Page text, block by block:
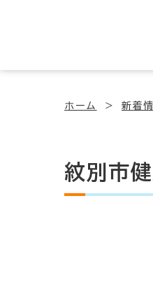
ホーム 新着
紋別市